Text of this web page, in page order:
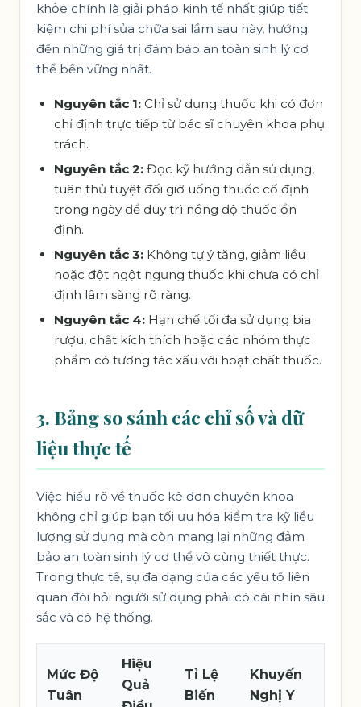
khỏe chính là giải pháp kinh tế nhất giúp tiết
kiệm chi phí sửa chữa sai lầm sau này, hướng
đến những giá trị đảm bảo an toàn sinh lý cơ
thể bền vững nhất.
Nguyên tắc 1: Chỉ sử dụng thuốc khi có đơn
chỉ định trực tiếp từ bác sĩ chuyên khoa phụ
trách.
Nguyên tắc 2: Đọc kỹ hướng dẫn sử dụng,
tuân thủ tuyệt đối giờ uống thuốc cố định
trong ngày để duy trì nồng độ thuốc ổn
định.
Nguyên tắc 3: Không tự ý tăng, giảm liều
hoặc đột ngột ngưng thuốc khi chưa có chỉ
định lâm sàng rõ ràng.
Nguyên tắc 4: Hạn chế tối đa sử dụng bia
rượu, chất kích thích hoặc các nhóm thực
phẩm có tương tác xấu với hoạt chất thuốc.
3. Bảng so sánh các chỉ số và dữ
liệu thực tế
Việc hiểu rõ về thuốc kê đơn chuyên khoa
không chỉ giúp bạn tối ưu hóa kiểm tra kỹ liều
lượng sử dụng mà còn mang lại những đảm
bảo an toàn sinh lý cơ thể vô cùng thiết thực.
Trong thực tế, sự đa dạng của các yếu tố liên
quan đòi hỏi người sử dụng phải có cái nhìn sâu
sắc và có hệ thống.
Mức Độ
Tuân
Hiệu
Quả
Tỉ Lệ
Biến
Khuyến
Nghị Y